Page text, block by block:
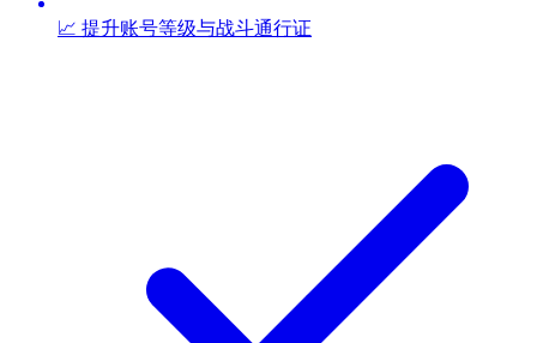
📈 提升账号等级与战斗通行证